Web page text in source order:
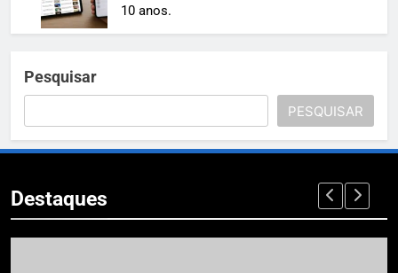
10 anos.
Pesquisar
PESQUISAR
Destaques